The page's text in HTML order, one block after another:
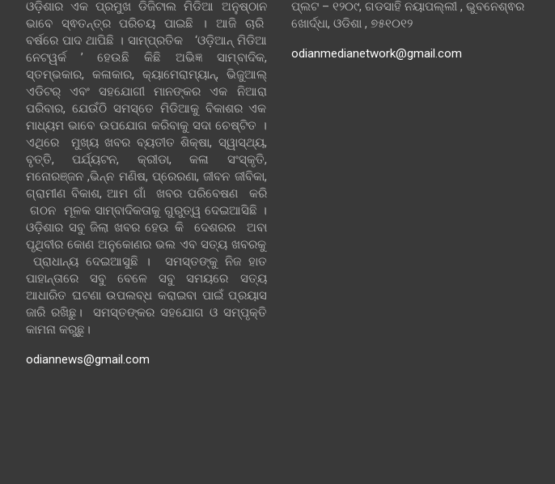
ଓଡ଼ିଶାର ଏକ ପ୍ରମୁଖ ଡିଜିଟାଲ ମିଡିଆ ଅନୁଷ୍ଠାନ
ଭାବେ ସ୍ଵତନ୍ତ୍ର ପରିଚୟ ପାଇଛି । ଆଜି ଚାରି
ବର୍ଷରେ ପାଦ ଥାପିଛି । ସାମ୍ପ୍ରତିକ ‘ଓଡ଼ିଆନ୍‍ ମିଡିଆ
ନେଟୱର୍କ ’ ହେଉଛି କିଛି ଅଭିଜ୍ଞ ସାମ୍ବାଦିକ,
ସ୍ତମ୍ଭକାର, କଳାକାର, କ୍ୟାମେରାମ୍ୟାନ୍, ଭିଜୁଆଲ୍
ଏଡିଟର୍ ଏବଂ ସହଯୋଗୀ ମାନଙ୍କର ଏକ ନିଆରା
ପରିବାର, ଯେଉଁଠି ସମସ୍ତେ ମିଡିଆକୁ ବିକାଶର ଏକ
ମାଧ୍ୟମ ଭାବେ ଉପଯୋଗ କରିବାକୁ ସଦା ଚେଷ୍ଟିତ ।
ଏଥିରେ ମୁଖ୍ୟ ଖବର ବ୍ୟତୀତ ଶିକ୍ଷା, ସ୍ୱାସ୍ଥ୍ୟ,
ବୃତ୍ତି, ପର୍ଯ୍ୟଟନ, କ୍ରୀଡା, କଳା ସଂସ୍କୃତି,
ମନୋରଞ୍ଜନ ,ଭିନ୍ନ ମଣିଷ, ପ୍ରେରଣା, ଜୀବନ ଜୀବିକା,
ଗ୍ରାମୀଣ ବିକାଶ, ଆମ ଗାଁ ଖବର ପରିବେଷଣ କରି
ଗଠନ ମୂଳକ ସାମ୍ବାଦିକତାକୁ ଗୁରୁତ୍ୱ ଦେଇଆସିଛି ।
ଓଡ଼ିଶାର ସବୁ ଜିଲା ଖବର ହେଉ କି ଦେଶରର ଅବା
ପୃଥିବୀର କୋଣ ଅନୁକୋଣର ଭଲ ଏବ ସତ୍ୟ ଖବରକୁ
ପ୍ରାଧାନ୍ୟ ଦେଇଆସୁଛି । ସମସ୍ତଙ୍କୁ ନିଜ ହାତ
ପାହାନ୍ତାରେ ସବୁ ବେଳେ ସବୁ ସମୟରେ ସତ୍ୟ
ଆଧାରିତ ଘଟଣା ଉପଲବ୍ଧ କରାଇବା ପାଇଁ ପ୍ରୟାସ
ଜାରି ରଖିଛୁ। ସମସ୍ତଙ୍କର ସହଯୋଗ ଓ ସମ୍ପୃକ୍ତି
କାମନା କରୁଛୁ।
odiannews@gmail.com
ପ୍ଲଟ – ୧୨୦୯, ଗଡସାହି ନୟାପଲ୍ଲୀ , ଭୁବନେଶ୍ଵର
ଖୋର୍ଦ୍ଧା, ଓଡିଶା , ୭୫୧୦୧୨
odianmedianetwork@gmail.com